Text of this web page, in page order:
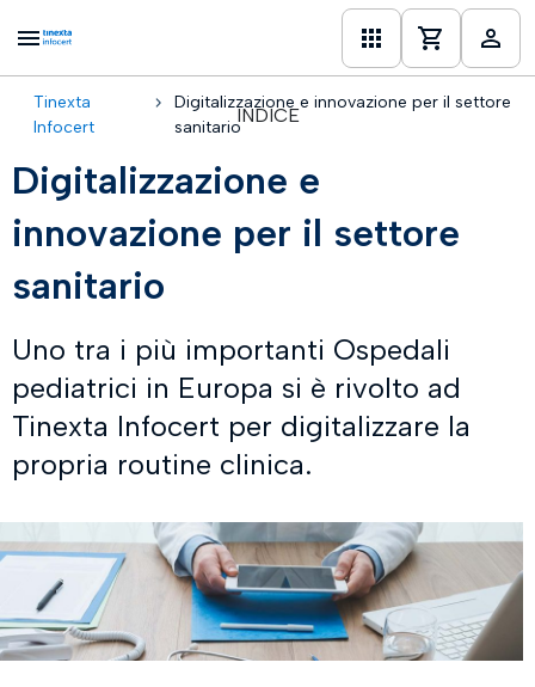
Tinexta
Infocert
Digitalizzazione e innovazione per il settore
sanitario
INDICE
Digitalizzazione e
innovazione per il settore
sanitario
Uno tra i più importanti Ospedali
pediatrici in Europa si è rivolto ad
Tinexta Infocert per digitalizzare la
propria routine clinica.